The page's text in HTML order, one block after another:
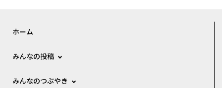
ホーム
みんなの投稿
みんなのつぶやき